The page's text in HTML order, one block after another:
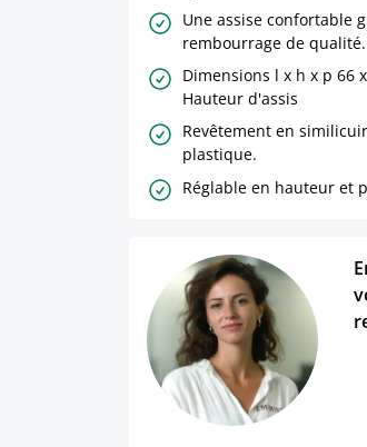
Une assise confortable
rembourrage de qualité.
Dimensions l x h x p 66
Hauteur d'assis
Revêtement en
plastique.
Réglable en hauteur et